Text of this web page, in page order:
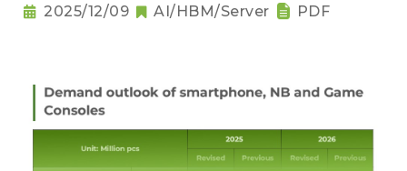
2025/12/09 AI/HBM/Server PDF